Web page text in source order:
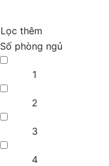
Lọc thêm
Số phòng ngủ
1
2
3
4